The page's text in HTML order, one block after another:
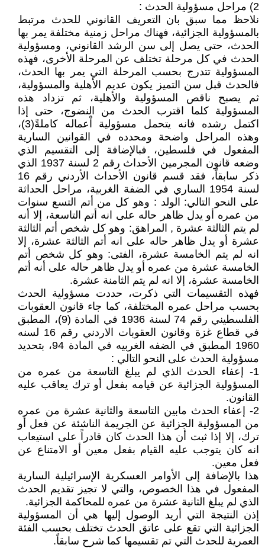
2) مراحل مسؤولية الحدث :
نلاحظ مما سبق بان التعريف القانوني للحدث مرتبط
بالمسؤولية الجزائية، فهناك مراحل زمنية مختلفة يمر بها
الحدث، حتى يصل إلى سن الرشد القانوني، ومسؤولية
الحدث في كل مرحلة تختلف عن المرحلة الأخرى، فهذه
المسؤولية تتدرج بحسب المرحلة التي يمر بها الحدث،
فالحدث قبل سن التميز يكون عديم الأهلية والمسؤولية،
ثم يصبح ناقص المسؤولية والأهلية، ثم تزداد هذه
المسؤولية كلما اقترب الحدث من النضوج، حتى إذا
اكتمل رشده فانه يتحمل مسؤولية اْعماله كاملةً(3)،
وهذه المراحل واضحة ومحدده في القوانين السارية
المفعول في فلسطين، فبالإضافة إلى التقسيم الذي
وضعه قانون المجرمين الأحداث رقم 2 لسنة 1937 الذي
ذكر سابقاً، فقد قسم قانون الأحداث الأردني رقم 16
لسنة 1954 الساري في الضفة الغربية، مراحل الحداثة
على النحو التالي: الولد : وهو كل من أتم التسع سنوات
من عمره أو يدل ظاهر حاله على انه أتم التاسعة، إلا أنه
لم يتم الثالثة عشرة , المراهق: وهو كل شخص أتم الثالثة
عشرة أو يدل ظاهر حاله على انه أتم الثالثة عشرة، إلا
انه لم يتم الخامسة عشرة، الفتى: وهو كل شخص أتم
الخامسة عشرة من عمره أو يدل ظاهر حاله على أنه أتم
الخامسة عشرة، إلا انه لم يتم الثامنة عشرة.
فهذه التقسيمات التي ذكرت، حددت مسؤولية الحدث
بحسب مراحل عمره المختلفة، كما جاء قانون العقوبات
الفلسطيني رقم 74 لسنة 1936 في المادة (9)، المطبق
في قطاع غزة وقانون العقوبات الاردني رقم 16 لسنه
1960 المطبق في الضفه الغربيه في المادة 94، بتحديد
مسؤولية الحدث على النحو التالي :
1- إعفاء الحدث الذي لم يبلغ التاسعة من عمره من
المسؤولية الجزائية عن قيامه بفعل أو ترك يعاقب عليه
القانون.
2- إعفاء الحدث مابين التاسعة والثانية عشرة من عمره
من المسؤولية الجزائية عن الجريمة الناشئة عن فعل أو
ترك، إلا إذا ثبت أن هذا الحدث كان قادراً على استيعاب
انه كان يتوجب عليه القيام بفعل معين أو الامتناع عن
فعل معين.
هذا بالإضافة إلى الأوامر العسكرية الإسرائيلية السارية
المفعول في هذا الخصوص، والتي لا تجيز تقديم الحدث
الذي لم يبلغ الثانية عشرة من عمره للمحاكمة الجزائية.
إذن النتيجة التي أريد الوصول إليها هي أن المسؤولية
الجزائية التي تقع على عاتق الحدث تختلف بحسب الفئة
العمرية للحدث التي تم تقسيمها كما شرح سابقاً.